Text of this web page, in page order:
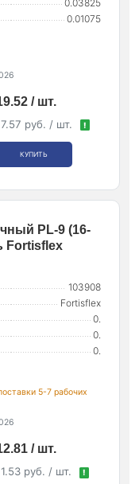
0.03825
0.01075
/ шт.
руб. / шт. !
КУПИТЬ
PL-9 (16-
Fortisflex
103908
Fortisflex
0.
0.
0.
5-7 рабочих
/ шт.
руб. / шт. !